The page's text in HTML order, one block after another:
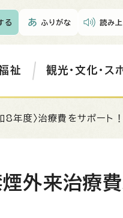
る ふりがな 読み
祉 観光・文化・ス
8年度〉治療費をサポート
煙外来治療